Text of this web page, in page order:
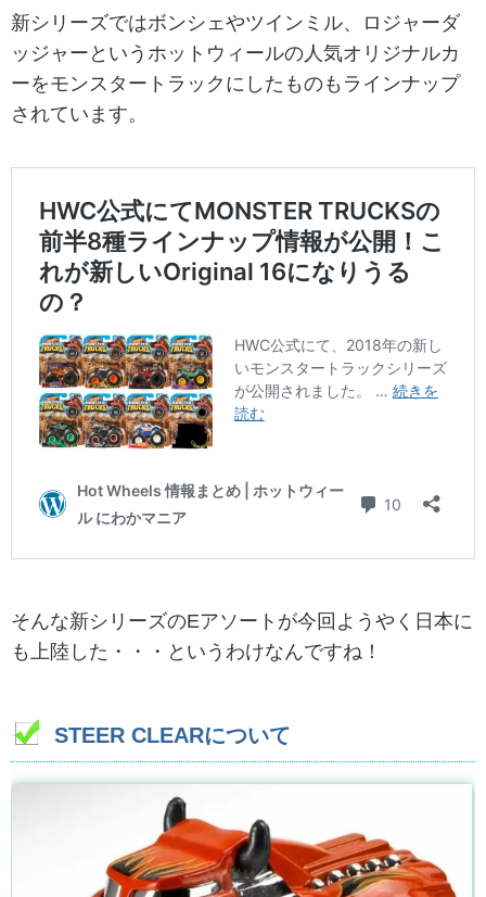
新シリーズではボンシェやツインミル、ロジャーダ
ッジャーというホットウィールの人気オリジナルカ
ーをモンスタートラックにしたものもラインナップ
されています。
そんな新シリーズのEアソートが今回ようやく日本に
も上陸した・・・というわけなんですね！
STEER CLEARについて